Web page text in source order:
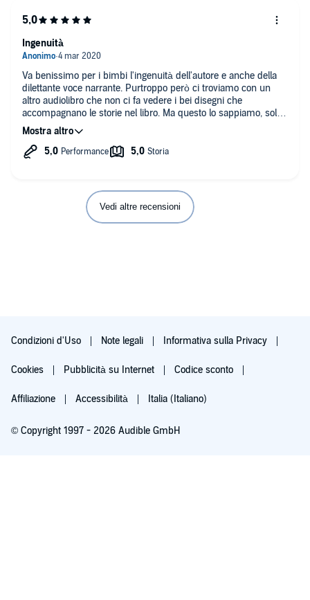
Va benissimo per i bimbi l'ingenuità dell'autore e anche della
dilettante voce narrante. Purtroppo però ci troviamo con un
altro audiolibro che non ci fa vedere i bei disegni che
accompagnano le storie nel libro. Ma questo lo sappiamo, solo
che non si capisce perché audible non consenta di vedere
illustrazioni allegate. Sembra che ci stiano lavorando...
Ingenuità
Vedi altre recensioni
Condizioni d'Uso Note legali Informativa sulla Privacy
Cookies Pubblicità su Internet Codice sconto
Affiliazione Accessibilità Italia (Italiano)
© Copyright 1997 - 2026 Audible GmbH